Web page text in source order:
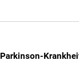
Parkinson-